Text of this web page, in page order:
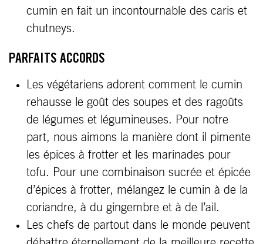
cumin en fait un incontournable des caris et
chutneys.
PARFAITS ACCORDS
Les végétariens adorent comment le cumin
rehausse le goût des soupes et des ragoûts
de légumes et légumineuses. Pour notre
part, nous aimons la manière dont il pimente
les épices à frotter et les marinades pour
tofu. Pour une combinaison sucrée et épicée
d’épices à frotter, mélangez le cumin à de la
coriandre, à du gingembre et à de l’ail.
Les chefs de partout dans le monde peuvent